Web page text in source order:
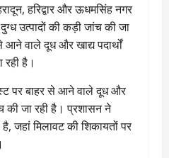
हरिद्वार और ऊधमसिंह नगर
उत्पादों की कड़ी जांच की जा
आने वाले दूध और खाद्य पदार्थों
रही है।
पर बाहर से आने वाले दूध और
की जा रही है। प्रशासन ने
जहां मिलावट की शिकायतों पर